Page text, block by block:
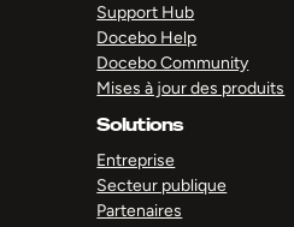
Support Hub
Docebo Help
Docebo Community
Mises à jour des produits
Solutions
Entreprise
Secteur publique
Partenaires